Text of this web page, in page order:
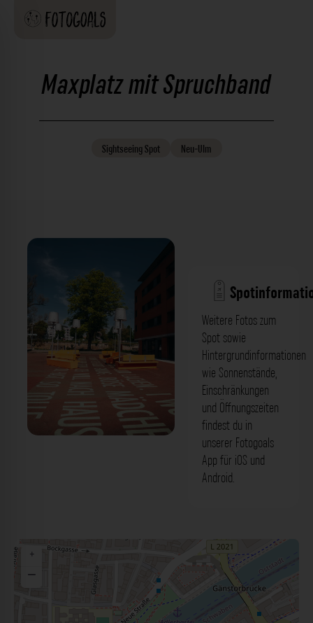
Maxplatz mit Spruchband
SightseeingSpot Neu-Ulm
Weitere Fotos zum
Spot sowie
Hintergrundinformationen
wie Sonnenstände,
Einschränkungen
und Öffnungszeiten
findest du in
unserer Fotogoals
App für iOS und
Android.
+
−